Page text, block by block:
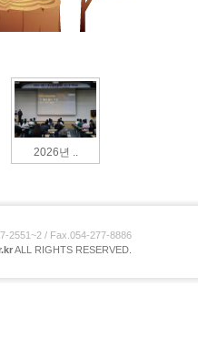
2026년 ..
2551~2 / Fax.054-277-8886
ALL RIGHTS RESERVED.